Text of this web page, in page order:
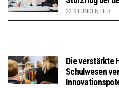
22 STUNDEN HER
Die verstärkte
Schulwesen